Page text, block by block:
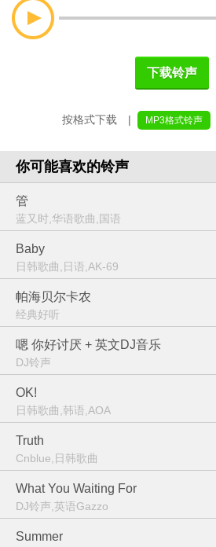
下载铃声
按格式下载 | MP3格式铃声
你可能喜欢的铃声
管
蓝又时,华语歌曲,国语
Baby
日韩歌曲,日语,AK-69
帕海贝尔卡农
经典好听
嗯 你好讨厌 + 英文DJ音乐
DJ铃声
OK!
日韩歌曲,韩语,AOA
Truth
Cnblue,日韩歌曲
What You Waiting For
DJ铃声,英语Gazzo
Summer